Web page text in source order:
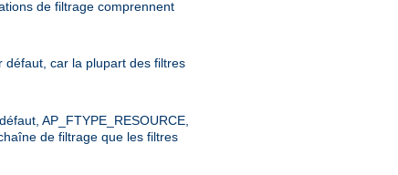
de filtrage comprennent
défaut, car la plupart des filtres
AP_FTYPE_RESOURCE,
de filtrage que les filtres